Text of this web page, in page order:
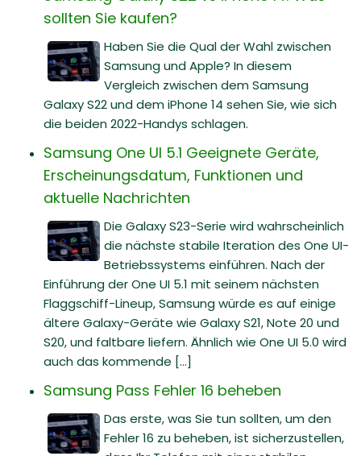
sollten Sie kaufen?
Haben Sie die Qual der Wahl zwischen
Samsung und Apple? In diesem
Vergleich zwischen dem Samsung
Galaxy S22 und dem iPhone 14 sehen Sie, wie sich
die beiden 2022-Handys schlagen.
Samsung One UI 5.1 Geeignete Geräte,
Erscheinungsdatum, Funktionen und
aktuelle Nachrichten
Die Galaxy S23-Serie wird wahrscheinlich
die nächste stabile Iteration des One UI-
Betriebssystems einführen. Nach der
Einführung der One UI 5.1 mit seinem nächsten
Flaggschiff-Lineup, Samsung würde es auf einige
ältere Galaxy-Geräte wie Galaxy S21, Note 20 und
S20, und faltbare liefern. Ähnlich wie One UI 5.0 wird
auch das kommende [...]
Samsung Pass Fehler 16 beheben
Das erste, was Sie tun sollten, um den
Fehler 16 zu beheben, ist sicherzustellen,